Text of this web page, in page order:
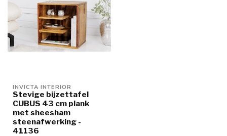
INVICTA INTERIOR
Stevige bijzettafel
CUBUS 43 cm plank
met sheesham
steenafwerking -
41136